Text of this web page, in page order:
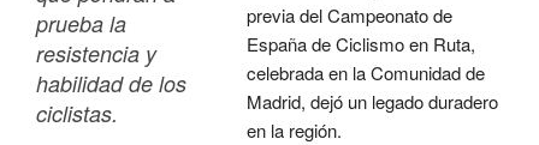
prueba la
resistencia y
habilidad de los
ciclistas.
previa del Campeonato de
España de Ciclismo en Ruta,
celebrada en la Comunidad de
Madrid, dejó un legado duradero
en la región.